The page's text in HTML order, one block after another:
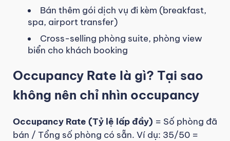
Bán thêm gói dịch vụ đi kèm (breakfast,
spa, airport transfer)
Cross-selling phòng suite, phòng view
biển cho khách booking
Occupancy Rate là gì? Tại sao
không nên chỉ nhìn occupancy
Occupancy Rate (Tỷ lệ lấp đầy) = Số phòng đã
bán / Tổng số phòng có sẵn. Ví dụ: 35/50 =